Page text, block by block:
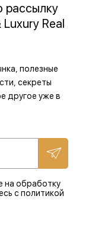
рассылку
Luxury Real
полезные
секреты
другое уже в
на обработку
с политикой